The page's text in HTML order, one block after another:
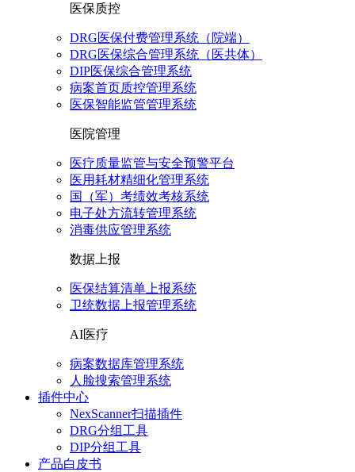
医保质控
DRG医保付费管理系统（院端）
DRG医保综合管理系统（医共体）
DIP医保综合管理系统
病案首页质控管理系统
医保智能监管管理系统
医院管理
医疗质量监管与安全预警平台
医用耗材精细化管理系统
国（军）考绩效考核系统
电子处方流转管理系统
消毒供应管理系统
数据上报
医保结算清单上报系统
卫统数据上报管理系统
AI医疗
病案数据库管理系统
人脸搜索管理系统
插件中心
NexScanner扫描插件
DRG分组工具
DIP分组工具
产品白皮书